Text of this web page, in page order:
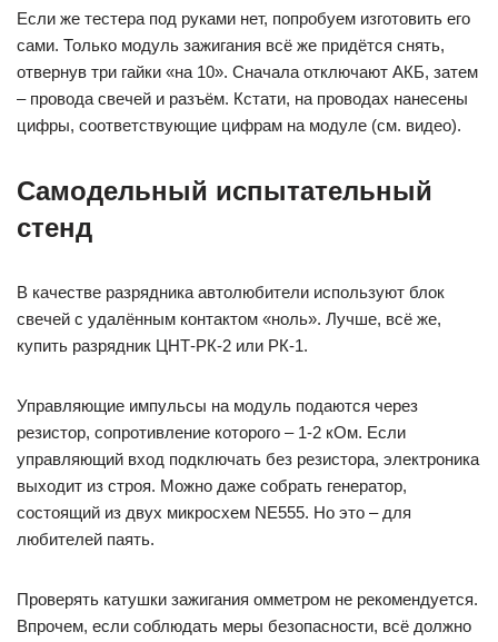
Если же тестера под руками нет, попробуем изготовить его
сами. Только модуль зажигания всё же придётся снять,
отвернув три гайки «на 10». Сначала отключают АКБ, затем
– провода свечей и разъём. Кстати, на проводах нанесены
цифры, соответствующие цифрам на модуле (см. видео).
Самодельный испытательный
стенд
В качестве разрядника автолюбители используют блок
свечей с удалённым контактом «ноль». Лучше, всё же,
купить разрядник ЦНТ-РК-2 или РК-1.
Управляющие импульсы на модуль подаются через
резистор, сопротивление которого – 1-2 кОм. Если
управляющий вход подключать без резистора, электроника
выходит из строя. Можно даже собрать генератор,
состоящий из двух микросхем NE555. Но это – для
любителей паять.
Проверять катушки зажигания омметром не рекомендуется.
Впрочем, если соблюдать меры безопасности, всё должно